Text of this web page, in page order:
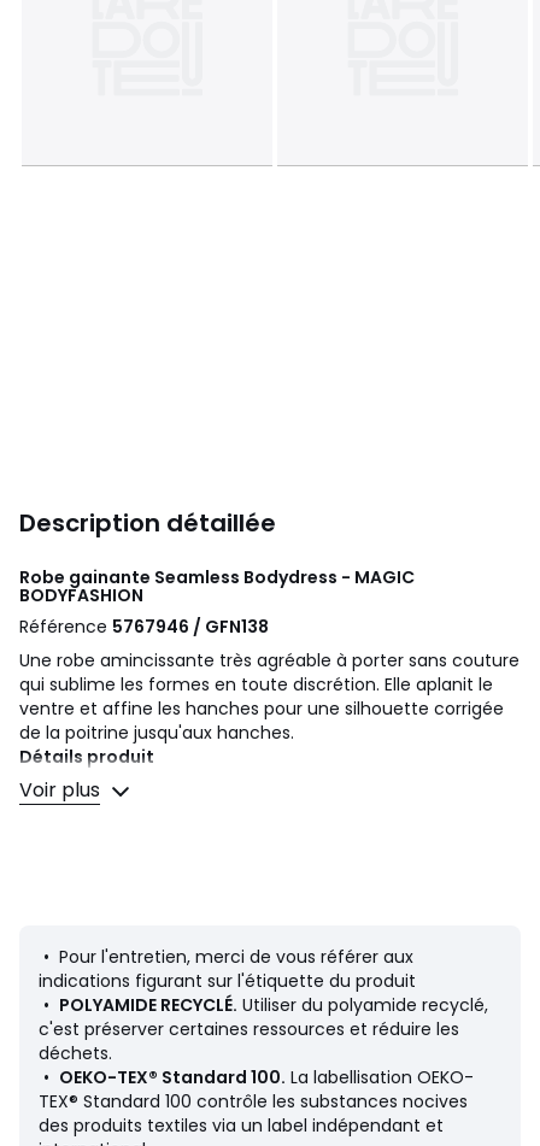
Description détaillée
Robe gainante Seamless Bodydress - MAGIC
BODYFASHION
Référence 5767946 / GFN138
Une robe amincissante très agréable à porter sans couture
qui sublime les formes en toute discrétion. Elle aplanit le
ventre et affine les hanches pour une silhouette corrigée
de la poitrine jusqu'aux hanches.
Détails produit
• Mictofibre ultra fine
• Sculptante
• 90% polyamide, 10% élasthanne
• Polyamide recyclé au minimum à 50%
Fiche produit relative aux qualités et caractéristiques
environnementales
Voir plus
• Pour l'entretien, merci de vous référer aux
indications figurant sur l'étiquette du produit
• POLYAMIDE RECYCLÉ. Utiliser du polyamide recyclé,
c'est préserver certaines ressources et réduire les
déchets.
• OEKO-TEX® Standard 100. La labellisation OEKO-
TEX® Standard 100 contrôle les substances nocives
des produits textiles via un label indépendant et